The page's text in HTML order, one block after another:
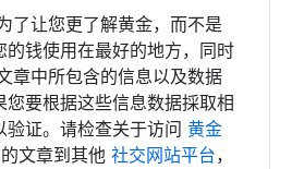
了让您更了解黄金，而不是
钱使用在最好的地方，同时
章中所包含的信息以及数据
要根据这些信息数据採取相
证。请检查关于访问 黄金
文章到其他 社交网站平台，